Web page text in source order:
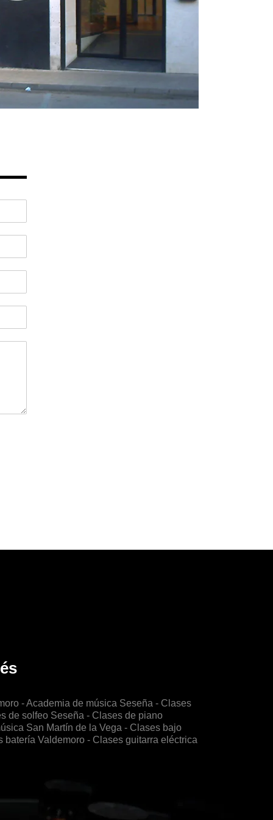
- Academia de música Seseña - Clases
de solfeo Seseña - Clases de piano
San Martín de la Vega - Clases bajo
batería Valdemoro - Clases guitarra eléctrica